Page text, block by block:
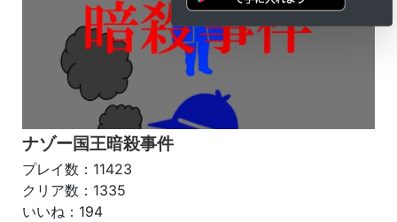
ナゾー国王暗殺事件
プレイ数：11423
クリア数：1335
いいね：194